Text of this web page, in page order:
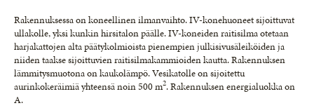
Rakennuksessa on koneellinen ilmanvaihto. IV-konehuoneet sijoittuvat
ullakolle, yksi kunkin hirsitalon päälle. IV-koneiden raitisilma otetaan
harjakattojen alta päätykolmioista pienempien julkisivusäleiköiden ja
niiden taakse sijoittuvien raitisilmakammioiden kautta. Rakennuksen
lämmitysmuotona on kaukolämpö. Vesikatolle on sijoitettu
aurinkokeräimiä yhteensä noin 500 m2. Rakennuksen energialuokka on
A.